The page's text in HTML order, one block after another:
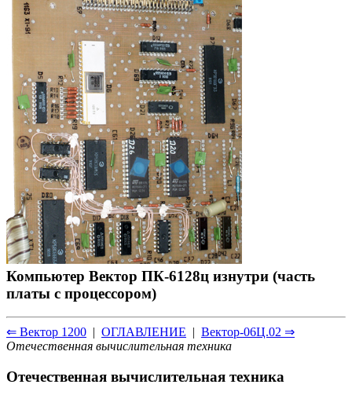
Компьютер Вектор ПК-6128ц изнутри (часть
платы с процессором)
⇐ Вектор 1200 ОГЛАВЛЕНИЕ
Вектор-06Ц.02 ⇒
Отечественная вычислительная техника
Отечественная вычислительная техника